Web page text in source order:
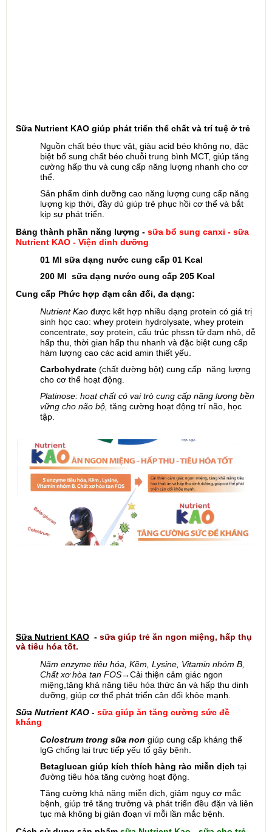
Sữa Nutrient KAO giúp phát triển thể chất và trí tuệ ở trẻ
Nguồn chất béo thực vật, giàu acid béo không no, đặc
biệt bổ sung chất béo chuỗi trung bình MCT, giúp tăng
cường hấp thu và cung cấp năng lượng nhanh cho cơ
thể.
Sản phẩm dinh dưỡng cao năng lượng cung cấp năng
lượng kịp thời, đầy dủ giúp trẻ phục hồi cơ thể và bắt
kịp sự phát triển.
Bảng thành phần năng lượng - sữa bổ sung canxi - sữa
Nutrient KAO - Viện dinh dưỡng
01 Ml sữa dạng nước cung cấp 01 Kcal
200 Ml sữa dạng nước cung cấp 205 Kcal
Cung cấp Phức hợp đạm cân đối, đa dạng:
Nutrient Kao được kết hợp nhiều dạng protein có giá trị
sinh học cao: whey protein hydrolysate, whey protein
concentrate, soy protein, cấu trúc phssn tử đạm nhỏ, dễ
hấp thu, thời gian hấp thu nhanh và đặc biệt cung cấp
hàm lượng cao các acid amin thiết yếu.
Carbohydrate (chất đường bột) cung cấp năng lượng
cho cơ thể hoạt động.
Platinose: hoạt chất có vai trò cung cấp năng lượng bền
vững cho não bộ, tăng cường hoạt động trí não, học
tập.
Sữa Nutrient KAO - sữa giúp trẻ ăn ngon miệng, hấp thụ
và tiêu hóa tốt.
Năm enzyme tiêu hóa, Kẽm, Lysine, Vitamin nhóm B,
Chất xơ hòa tan FOS→Cải thiện cảm giác ngon
miệng,tăng khả năng tiêu hóa thức ăn và hấp thu dinh
dưỡng, giúp cơ thể phát triển cân đối khỏe mạnh.
Sữa Nutrient KAO - sữa giúp ăn tăng cường sức đề
kháng
Colostrum trong sữa non giúp cung cấp kháng thể
lgG chống lại trực tiếp yếu tố gây bệnh.
Betaglucan giúp kích thích hàng rào miễn dịch tại
đường tiêu hóa tăng cường hoạt động.
Tăng cường khả năng miễn dịch, giảm nguy cơ mắc
bệnh, giúp trẻ tăng trưởng và phát triển đều đặn và liên
tục mà không bị gián đoạn vì mỗi lần mắc bệnh.